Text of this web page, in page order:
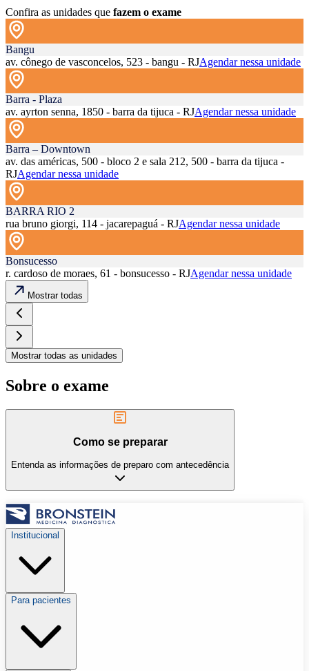
Confira as unidades que fazem o exame
Bangu
av. cônego de vasconcelos, 523 - bangu - RJAgendar nessa unidade
Barra - Plaza
av. ayrton senna, 1850 - barra da tijuca - RJAgendar nessa unidade
Barra – Downtown
av. das américas, 500 - bloco 2 e sala 212, 500 - barra da tijuca -
RJAgendar nessa unidade
BARRA RIO 2
rua bruno giorgi, 114 - jacarepaguá - RJAgendar nessa unidade
Bonsucesso
r. cardoso de moraes, 61 - bonsucesso - RJAgendar nessa unidade
Mostrar todas
Mostrar todas as unidades
Sobre o exame
Como se preparar
Entenda as informações de preparo com antecedência
Institucional
Para pacientes